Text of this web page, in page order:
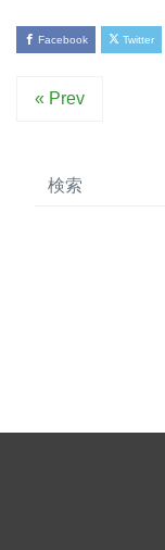
Facebook Twitter
« Prev